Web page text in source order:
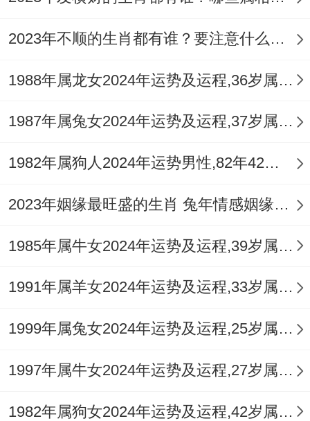
份，需留意水火不调引发的相关问题，如睡
眠质量，血压波动、或因劳累造成的内分泌
血管的养护，流年带来的事业雄心可能使作
息紊乱，养成定期锻炼与定时体检的习性尤
精神层面，官星的压力可能转化为焦虑情
绪，适时通过文艺修养、户外活动或与家人
的基础。
宅运风水调与：依据九宫飞星理论。2026年
星属土，主凶灾病患，而午火方位自身火
旺，火生土更助其凶性，对于辛亥年生人亥
2023年不顺的生肖都有谁？要注意什么呢？
1988年属龙女2024年运势及运程,36岁属龙人2024全年每月运势女性如何
1987年属兔女2024年运势及运程,37岁属兔人2024全年每月运势女性如何
1982年属狗人2024年运势男性,82年42岁属狗男2024年每月运程怎么样
2023年姻缘最旺盛的生肖 兔年情感姻缘运比较旺的属相
1985年属牛女2024年运势及运程,39岁属牛人2024全年每月运势女性如何
1991年属羊女2024年运势及运程,33岁属羊人2024全年每月运势女性如何
1999年属兔女2024年运势及运程,25岁属兔人2024全年每月运势女性如何
1997年属牛女2024年运势及运程,27岁属牛人2024全年每月运势女性如何
1982年属狗女2024年运势及运程,42岁属狗人2024全年每月运势女性如何